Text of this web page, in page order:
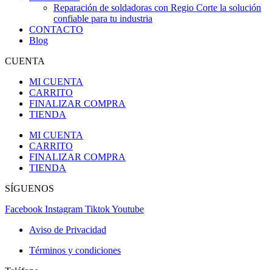
Reparación de soldadoras con Regio Corte la solución
confiable para tu industria
CONTACTO
Blog
CUENTA
MI CUENTA
CARRITO
FINALIZAR COMPRA
TIENDA
MI CUENTA
CARRITO
FINALIZAR COMPRA
TIENDA
SÍGUENOS
Facebook Instagram TiktokYoutube
Aviso de Privacidad
Términos y condiciones